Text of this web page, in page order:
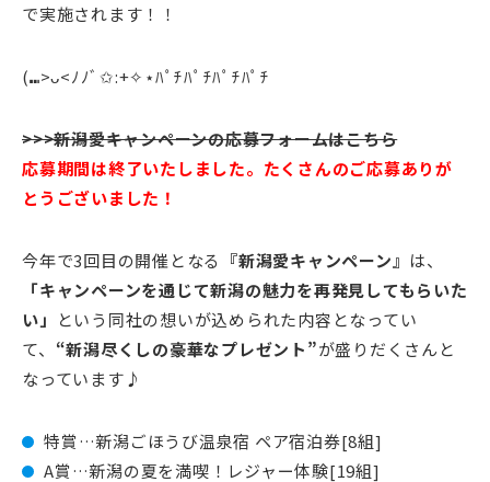
で実施されます！！
(⑉>ᴗ<ﾉﾉﾞ✩:+✧︎⋆ﾊﾟﾁﾊﾟﾁﾊﾟﾁﾊﾟﾁ
>>>新潟愛キャンペーンの応募フォームはこちら
応募期間は終了いたしました。たくさんのご応募ありが
とうございました！
今年で3回目の開催となる 『新潟愛キャンペーン』 は、
「キャンペーンを通じて新潟の魅力を再発見してもらいた
い」
という同社の想いが込められた内容となってい
て、 “新潟尽くしの豪華なプレゼント”が盛りだくさんと
なっています♪
特賞…新潟ごほうび温泉宿 ペア宿泊券[8組]
A賞…新潟の夏を満喫！レジャー体験[19組]